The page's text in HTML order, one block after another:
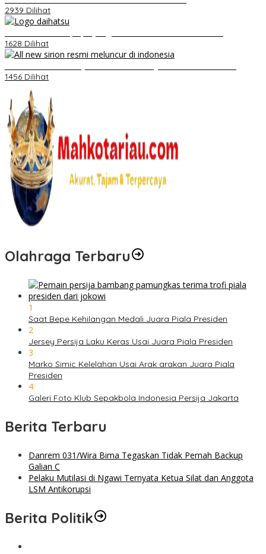
2939 Dilihat
1628 Dilihat
1456 Dilihat
Olahraga Terbaru
1
Saat Bepe Kehilangan Medali Juara Piala Presiden
2
Jersey Persija Laku Keras Usai Juara Piala Presiden
3
Marko Simic Kelelahan Usai Arak arakan Juara Piala
Presiden
4
Galeri Foto Klub Sepakbola Indonesia Persija Jakarta
Berita Terbaru
Danrem 031/Wira Bima Tegaskan Tidak Pernah Backup
Galian C
Pelaku Mutilasi di Ngawi Ternyata Ketua Silat dan Anggota
LSM Antikorupsi
Berita Politik